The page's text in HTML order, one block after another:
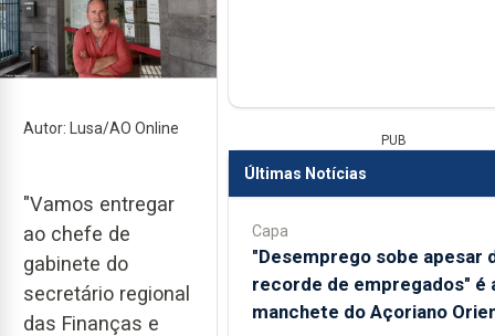
Autor: Lusa/AO Online
"Vamos entregar
ao chefe de
gabinete do
secretário regional
das Finanças e
PUB
Últimas Notícias
Capa
"Desemprego sobe apesar
recorde de empregados" é
manchete do Açoriano